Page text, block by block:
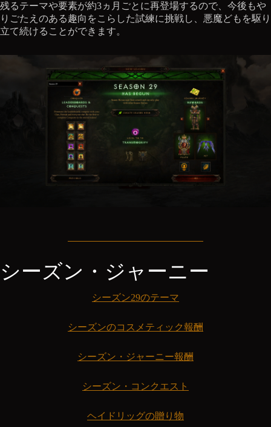
残るテーマや要素が約3ヵ月ごとに再登場するので、今後もや
りごたえのある趣向をこらした試練に挑戦し、悪魔どもを駆り
立て続けることができます。
シーズン・ジャーニー
シーズン29のテーマ
シーズンのコスメティック報酬
シーズン・ジャーニー報酬
シーズン・コンクエスト
ヘイドリッグの贈り物